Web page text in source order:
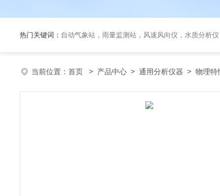
热门关键词： 自动气象站，雨量监测站，风速风向仪，水质分析
当前位置： 首页 > 产品中心 > 通用分析仪器 > 物理特